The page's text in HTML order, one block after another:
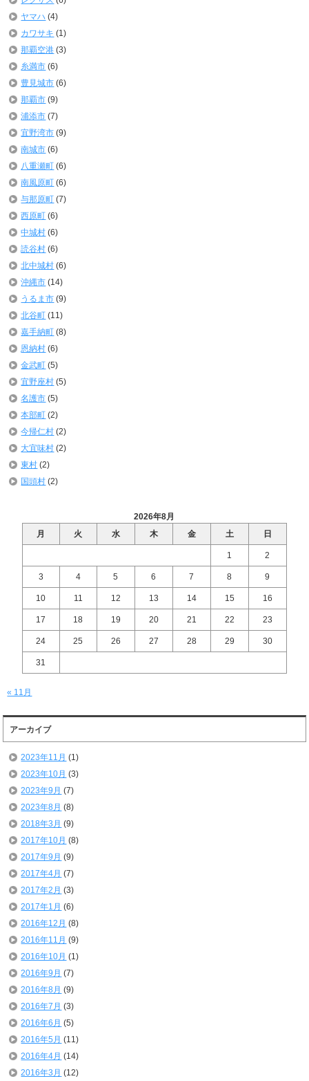
ヤマハ (4)
カワサキ (1)
那覇空港 (3)
糸満市 (6)
豊見城市 (6)
那覇市 (9)
浦添市 (7)
宜野湾市 (9)
南城市 (6)
八重瀬町 (6)
南風原町 (6)
与那原町 (7)
西原町 (6)
中城村 (6)
読谷村 (6)
北中城村 (6)
沖縄市 (14)
うるま市 (9)
北谷町 (11)
嘉手納町 (8)
恩納村 (6)
金武町 (5)
宜野座村 (5)
名護市 (5)
本部町 (2)
今帰仁村 (2)
大宜味村 (2)
東村 (2)
国頭村 (2)
2026年8月
月
火 水 木 金 土 日
1 2
3 4 5 6 7 8 9
10 11 12 13 14 15 16
17 18 19 20 21 22 23
24 25 26 27 28 29 30
31
« 11月
アーカイブ
2023年11月 (1)
2023年10月 (3)
2023年9月 (7)
2023年8月 (8)
2018年3月 (9)
2017年10月 (8)
2017年9月 (9)
2017年4月 (7)
2017年2月 (3)
2017年1月 (6)
2016年12月 (8)
2016年11月 (9)
2016年10月 (1)
2016年9月 (7)
2016年8月 (9)
2016年7月 (3)
2016年6月 (5)
2016年5月 (11)
2016年4月 (14)
2016年3月 (12)